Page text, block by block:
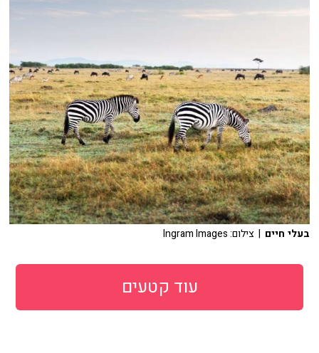
בעלי חיים | צילום: Ingram Images
עוד קטעים